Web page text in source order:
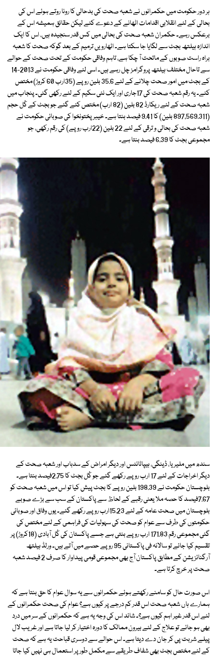
ہر دور حکومت میں حکمرانوں نے شعبہ صحت کی بدحالی کا رونا روتے ہوئے اس کی
بحالی کے لئے انقلابی اقدامات اٹھانے کے دعوے کئے لیکن حقائق ہمیشہ اس کے
برعکس رہے۔ حکمران شعبہ صحت کی بحالی میں کس قدر سنجیدہ ہیں، اس کا ایک
اندازہ ہیلتھ بجٹ سے لگایا جا سکتا ہے۔ اٹھارویں ترمیم کے بعد گوکہ صحت کا شعبہ
براہ راست صوبوں کے ماتحت آ چکا ہے، تاہم وفاقی حکومت کے تحت صحت کے حوالے
سے تاحال مختلف ہیلتھ پروگرامز چل رہے ہیں۔ اسی لئے وفاقی حکومت نے 2013-14
کے بجٹ میں امور صحت چلانے کے لئے 35.6 بلین روپے (35ارب 60 کروڑ) مختص
کئے۔ یہ رقم شعبہ صحت کی 17جاری اور ایک نئی سکیم کے لئے رکھی گئی۔ پنجاب میں
شعبہ صحت کے لئے ریکارڈ 82 بلین (82 ارب) مختص کئے گئے جو بجٹ کے کُل حجم
(897,569.311 بلین) کا 9.41 فیصد بنتا ہے۔ خیبرپختونخوا کی صوبائی حکومت نے
شعبہ صحت کی بحالی و ترقی کے لئے 22 بلین (22ارب روپے) کی رقم رکھی، جو
مجموعی بجٹ کا 6.39 فیصد بنتا ہے۔
سندھ میں ملیریا، ڈینگی، ہیپاٹائٹس اور دیگر امراض کے سدباب اور شعبہ صحت کے
دیگر اخراجات کے لئے 17 ارب روپے رکھے گئے جو کُل بجٹ کا 2.75فیصد بنتا ہے۔
بلوچستان حکومت نے 198.39 بلین روپے کا بجٹ پیش کیا تو اس میں شعبہ صحت کو
7.67فیصد کا حصہ ملا یعنی رقبے کے لحاظ سے پاکستان کے سب سے بڑے صوبے
بلوچستان میں صحت عامہ کے لئے 15.23ارب روپے رکھے گئے۔ یوں وفاق اور صوبائی
حکومتوں کی طرف سے عوام کو صحت کی سہولیات کی فراہمی کے لئے مختص کی
گئی مجموعی رقم 171.83 ارب روپے بنتی ہے جسے پاکستان کی کُل آبادی (18کروڑ) پر
تقسیم کیا جائے تو سالانہ فی پاکستانی 95 روپے حصے میں آتے ہیں۔ ورلڈ ہیلتھ
آرگنائزیشن کے مطابق پاکستان آج بھی مجموعی قومی پیداوار کا صرف 2 فیصد شعبہ
صحت پر خرچ کرتا ہے۔
اس صورت حال کو سامنے رکھتے ہوئے حکمرانوں سے یہ سوال عوام کا حق بنتا ہے کہ
ہمارے ہاں شعبہ صحت اس قدر کم درجے پر کیوں ہے؟ عوام کی صحت حکمرانوں کے
لئے اس قدر غیر اہم کیوں ہے؟۔ شائد اس کی وجہ یہ ہے کہ حکمرانوں کے سر میں درد
بھی ہو جائے تو علاج کے لئے بیرون ممالک کا دورہ اختیار کر لیا جاتا ہے اور غریب لال
پیلے شربت پی کر جان دے دیتا ہے۔ اس حوالے سے دوسری قباحت یہ ہے کہ صحت
کے لئے مختص بجٹ بھی شفاف طریقے سے مکمل طور پر استعمال ہی نہیں کیا جاتا